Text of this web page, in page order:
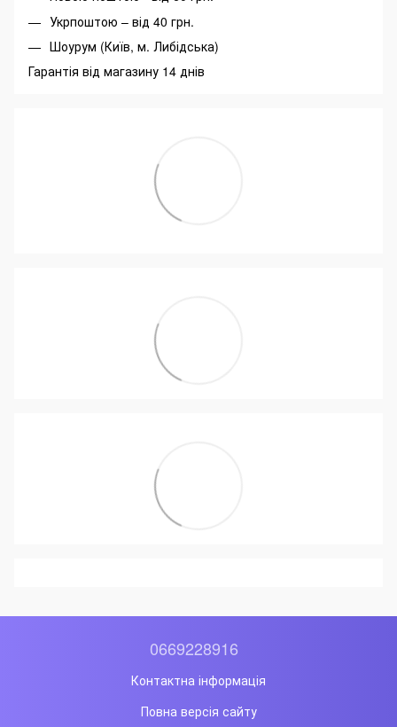
Укрпоштою – від 40 грн.
Шоурум (Київ, м. Либідська)
Гарантія від магазину 14 днів
0669228916
Контактна інформація
Повна версія сайту